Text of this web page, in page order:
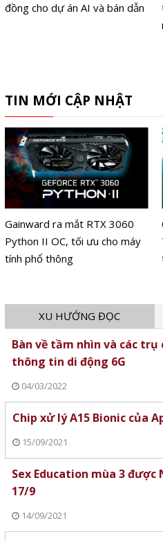
đồng cho dự án AI và bán dẫn
TIN MỚI CẬP NHẬT
Gainward ra mắt RTX 3060
Python II OC, tối ưu cho máy
tính phổ thông
XU HƯỚNG ĐỌC
Bàn về tầm nhìn và các trụ
thông tin di động 6G
04/03/2022
Chip xử lý A15 Bionic của
15/09/2021
Sex Education mùa 3
17/9
14/09/2021